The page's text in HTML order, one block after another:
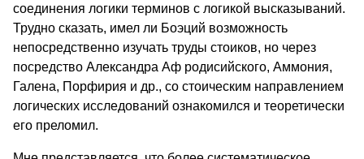
соединения логики терминов с логикой высказываний.
Трудно сказать, имел ли Боэций возможность
непосредственно изучать труды стоиков, но через
посредство Александра Аф родисийского, Аммония,
Галена, Порфирия и др., со стоическим направлением
логических исследований ознакомился и теоретически
его преломил.